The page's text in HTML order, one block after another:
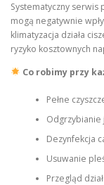
Systematyczny serwis
mogą negatywnie
klimatyzacja działa
ryzyko kosztownych
Co robimy przy
Pełne
Dezynfekcja
Usuwanie
Przegląd